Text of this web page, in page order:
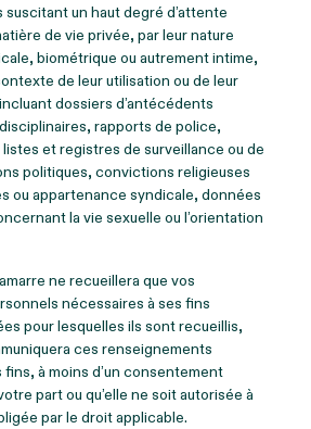
un haut degré d’attente
de vie privée, par leur nature
biométrique ou autrement intime,
de leur utilisation ou de leur
dossiers d’antécédents
rapports de police,
et registres de surveillance ou de
politiques, convictions religieuses
ou appartenance syndicale, données
la vie sexuelle ou l’orientation
ne recueillera que vos
nécessaires à ses fins
pour lesquelles ils sont recueillis,
ces renseignements
fins, à moins d’un consentement
part ou qu’elle ne soit autorisée à
par le droit applicable.